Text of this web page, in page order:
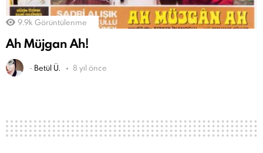
9.9k Görüntülenme
Ah Müjgan Ah!
- Betül Ü. 8 yıl önce